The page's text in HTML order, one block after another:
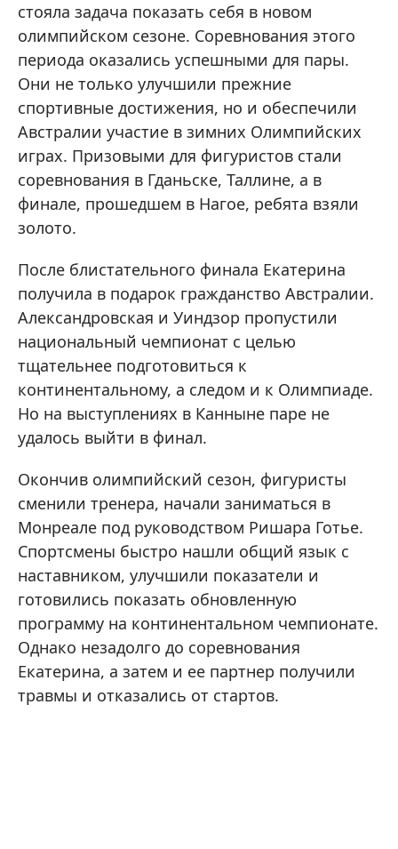
стояла задача показать себя в новом
олимпийском сезоне. Соревнования этого
периода оказались успешными для пары.
Они не только улучшили прежние
спортивные достижения, но и обеспечили
Австралии участие в зимних Олимпийских
играх. Призовыми для фигуристов стали
соревнования в Гданьске, Таллине, а в
финале, прошедшем в Нагое, ребята взяли
золото.
После блистательного финала Екатерина
получила в подарок гражданство Австралии.
Александровская и Уиндзор пропустили
национальный чемпионат с целью
тщательнее подготовиться к
континентальному, а следом и к Олимпиаде.
Но на выступлениях в Канныне паре не
удалось выйти в финал.
Окончив олимпийский сезон, фигуристы
сменили тренера, начали заниматься в
Монреале под руководством Ришара Готье.
Спортсмены быстро нашли общий язык с
наставником, улучшили показатели и
готовились показать обновленную
программу на континентальном чемпионате.
Однако незадолго до соревнования
Екатерина, а затем и ее партнер получили
травмы и отказались от стартов.